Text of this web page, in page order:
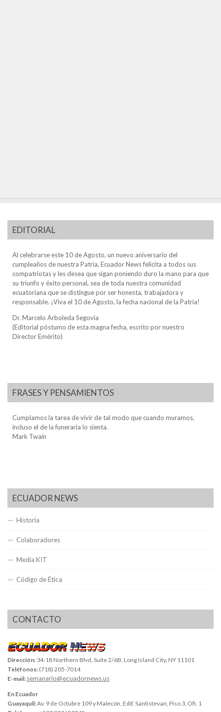
EDITORIAL
Al celebrarse este 10 de Agosto, un nuevo aniversario del
cumpleaños de nuestra Patria, Ecuador News felicita a todos sus
compatriotas y les desea que sigan poniendo duro la mano para que
su triunfo y éxito personal, sea de toda nuestra comunidad
ecuatoriana que se distingue por ser honesta, trabajadora y
responsable. ¡Viva el 10 de Agosto, la fecha nacional de la Patria!
Dr. Marcelo Arboleda Segovia
(Editorial póstumo de esta magna fecha, escrito por nuestro
Director Emérito)
FRASES Y PENSAMIENTOS
Cumplamos la tarea de vivir de tal modo que cuando muramos,
incluso el de la funeraria lo sienta.
Mark Twain
ECUADOR NEWS
Historia
Colaboradores
Media KIT
Código de Ética
CONTACTO
Dirección: 34-18 Northern Blvd, Suite 2/6B, Long Island City, NY 11101
Teléfonos: (718) 205-7014
E-mail: semanario@ecuadornews.us
En Ecuador
Guayaquil:Av. 9 de Octubre 109 y Malecón, Edif. Santistevan, Piso 3, Ofi. 1